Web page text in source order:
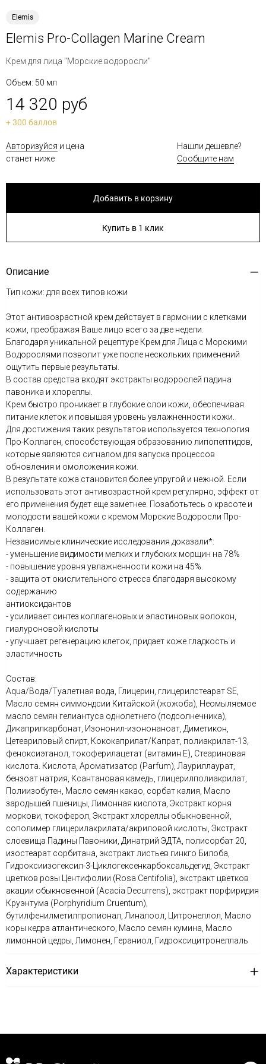
Elemis
Elemis Pro-Collagen Marine Cream
Крем для лица "Морские водоросли"
Объем: 50 мл
14 320 руб
+ 300 баллов
Авторизуйся и цена
станет ниже
Нашли дешевле?
Сообщите нам
Добавить в корзину
Купить в 1 клик
Описание
Тип кожи: для всех типов кожи
Этот антивозрастной крем действует в гармонии с клетками
кожи, преображая Ваше лицо всего за две недели.
Благодаря уникальной рецептуре Крем для Лица с Морскими
Водорослями позволит уже после нескольких применений
ощутить первые результаты.
В состав средства входят экстракты водорослей падина
павоника и хлореллы.
Крем быстро проникает в глубокие слои кожи, обеспечивая
питание клеток и повышая уровень увлажненности кожи.
Для достижения таких результатов используется технология
Про-Коллаген, способствующая образованию липопептидов,
которые являются сигналом для запуска процессов
обновления и омоложения кожи.
В результате кожа становится более упругой и нежной. Если
использовать этот антивозрастной крем регулярно, эффект от
его применения будет еще заметнее. Позаботьтесь о красоте и
молодости вашей кожи с кремом Морские Водоросли Про-
Коллаген.
Независимые клинические исследования доказали*:
- уменьшение видимости мелких и глубоких морщин на 78%
- повышение уровня увлажненности кожи на 45%.
- защита от окислительного стресса благодаря высокому
содержанию
антиоксидантов
- усиливает синтез коллагеновых и эластиновых волокон,
гиалуроновой кислоты
- улучшает регенерацию клеток, придает коже гладкость и
эластичность
Состав:
Aqua/Вода/Туалетная вода, Глицерин, глицерилстеарат SE,
Масло семян симмондсии Китайской (жожоба), Неомыляемое
масло семян гелиантуса однолетнего (подсолнечника),
Дикаприлкарбонат, Изононил-изононаноат, Диметикон,
Цетеариловый спирт, Кококаприлат/Капрат, полиакрилат-13,
феноксиэтанол, токоферилацетат (витамин Е), Стеариновая
кислота. Кислота, Ароматизатор (Parfum), Лауриллаурат,
бензоат натрия, Ксантановая камедь, глицерилполиакрилат,
Полиизобутен, Масло семян какао, сорбат калия, Масло
зародышей пшеницы, Лимонная кислота, Экстракт корня
моркови, токоферол, Экстракт хлореллы обыкновенной,
сополимер глицерилакрилата/акриловой кислоты, Экстракт
слоевища Падины Павоники, Динатрий ЭДТА, полисорбат 20,
изостеарат сорбитана, экстракт листьев гинкго Билоба,
Гидроксиизогексил-3-Циклогексенкарбоксальдегид, Экстракт
цветков розы Центифолии (Rosa Centifolia), экстракт цветков
акации обыкновенной (Acacia Decurrens), экстракт порфиридия
Круэнтума (Porphyridium Cruentum),
бутилфенилметилпропионал, Линалоол, Цитронеллол, Масло
коры кедра атлантического, Масло семян кумина, Масло
лимонной цедры, Лимонен, Гераниол, Гидроксицитронеллаль
Характеристики